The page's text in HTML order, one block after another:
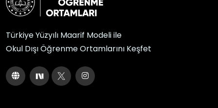
Türkiye Yüzyılı Maarif Modeli ile
Okul Dışı Öğrenme Ortamlarını Keşfet